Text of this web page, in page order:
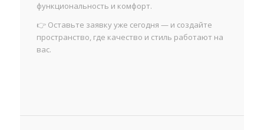
функциональность и комфорт.
👉 Оставьте заявку уже сегодня — и создайте
пространство, где качество и стиль работают на
вас.